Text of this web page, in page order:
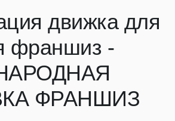
движка для
франшиз -
ФРАНШИЗ